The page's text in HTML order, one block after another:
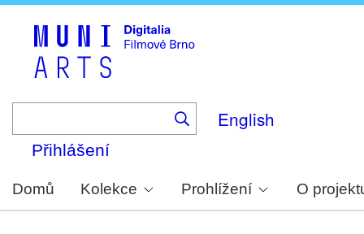
English
Přihlášení
Domů Kolekce Prohlížení O